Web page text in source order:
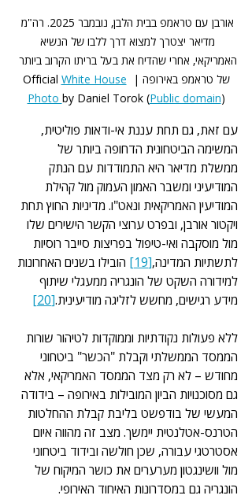
אורבן עם טראמפ בבית הלבן, נובמבר 2025. רה"מ
מדיאר יצטרך למצוא דרך ללבו של הנשיא
האמריקאי, אחרי שהדיח את בעל בריתו הקרוב ביותר
של טראמפ באירופה | Official
White House
Photo by Daniel Torok (Public domain)
עם זאת, גם תחת עננת אי-ודאות פוליטית,
המשימה הביטחונית הדחופה ביותר של
ממשלת מדיאר היא התמודדות עם הנתק
המודיעיני ומשבר האמון העמוק מול קהילת
המודיעין האמריקאית ונאט"ו. מדיניות החוץ תחת
ויקטור אורבן, ובפרט ערוצי הקשר הישירים שלו
מול מוסקבה ואי-טיפול בפריצות סייבר רוסיות
לתשתיות המדינה,[19]
הובילו בשנים האחרונות
למידורה השקט של הונגריה ממעגלי שיתוף
מידע רגישים, מחשש לזליגה מודיעינית.[20]
ללא פעולות נקודתיות וממוקדות לטיהור שורות
הממסד הממשלתי וקבלת "הכשר" ביטחוני
מחודש – לא רק מצד הממסד האמריקאי, אלא
גם מסוכנויות הביון המובילות באירופה – בידודה
המעשי של בודפשט בליבת קבלת ההחלטות
הטרנס-אטלנטית יימשך. מצב זה מהווה איום
אסטרטגי עבורה, שכן חולשה ובידוד ביטחוני
מול וושינגטון מערערים את כושר המיקוח של
הונגריה גם במסדרונות האיחוד האירופי.